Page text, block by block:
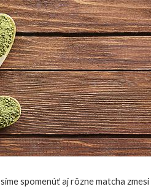
spomenúť aj rôzne matcha